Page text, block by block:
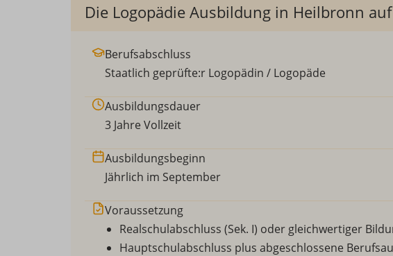
Die Logopädie Ausbildung in Heilbronn
Berufsabschluss
Staatlich geprüfte:r Logopädin / Logopäde
Ausbildungsdauer
3 Jahre Vollzeit
Ausbildungsbeginn
Jährlich im September
Voraussetzung
Realschulabschluss (Sek. I) oder gleichwertiger
Hauptschulabschluss plus abgeschlossene